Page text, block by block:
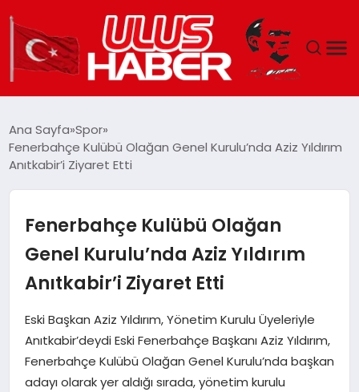
DÜNYA
TEKNOLOJI
EĞITIM
MAGAZIN
Ana Sayfa Spor
Fenerbahçe Kulübü Olağan Genel Kurulu’nda Aziz Yıldırım
Anıtkabir’i Ziyaret Etti
Fenerbahçe Kulübü Olağan
Genel Kurulu’nda Aziz Yıldırım
Anıtkabir’i Ziyaret Etti
Eski Başkan Aziz Yıldırım, Yönetim Kurulu Üyeleriyle
Anıtkabir’deydi Eski Fenerbahçe Başkanı Aziz Yıldırım,
Fenerbahçe Kulübü Olağan Genel Kurulu’nda başkan
adayı olarak yer aldığı sırada, yönetim kurulu